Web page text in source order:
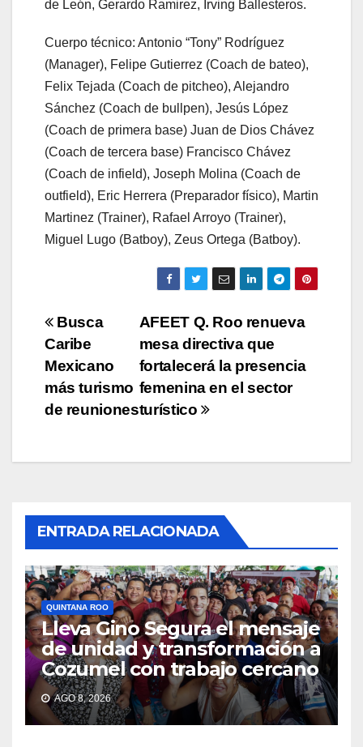
de León, Gerardo Ramirez, Irving Ballesteros.
Cuerpo técnico: Antonio “Tony” Rodríguez
(Manager), Felipe Gutierrez (Coach de bateo),
Felix Tejada (Coach de pitcheo), Alejandro
Sánchez (Coach de bullpen), Jesús López
(Coach de primera base) Juan de Dios Chávez
(Coach de tercera base) Francisco Chávez
(Coach de infield), Joseph Molina (Coach de
outfield), Eric Herrera (Preparador físico), Martin
Martinez (Trainer), Rafael Arroyo (Trainer),
Miguel Lugo (Batboy), Zeus Ortega (Batboy).
Navegación
de
entradas
AFEET Q. Roo renueva
mesa directiva que
fortalecerá la presencia
femenina en el sector
turístico
Busca
Caribe
Mexicano
más turismo
de reuniones
ENTRADA RELACIONADA
QUINTANA ROO
Lleva Gino Segura el mensaje
de unidad y transformación a
Cozumel con trabajo cercano
AGO 8, 2026